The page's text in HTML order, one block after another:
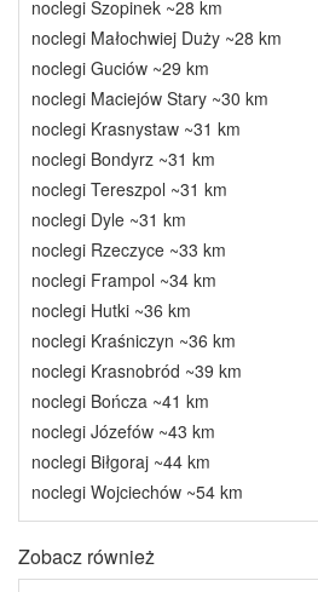
noclegi Szopinek ~28 km
noclegi Małochwiej Duży ~28 km
noclegi Guciów ~29 km
noclegi Maciejów Stary ~30 km
noclegi Krasnystaw ~31 km
noclegi Bondyrz ~31 km
noclegi Tereszpol ~31 km
noclegi Dyle ~31 km
noclegi Rzeczyce ~33 km
noclegi Frampol ~34 km
noclegi Hutki ~36 km
noclegi Kraśniczyn ~36 km
noclegi Krasnobród ~39 km
noclegi Bończa ~41 km
noclegi Józefów ~43 km
noclegi Biłgoraj ~44 km
noclegi Wojciechów ~54 km
Zobacz również